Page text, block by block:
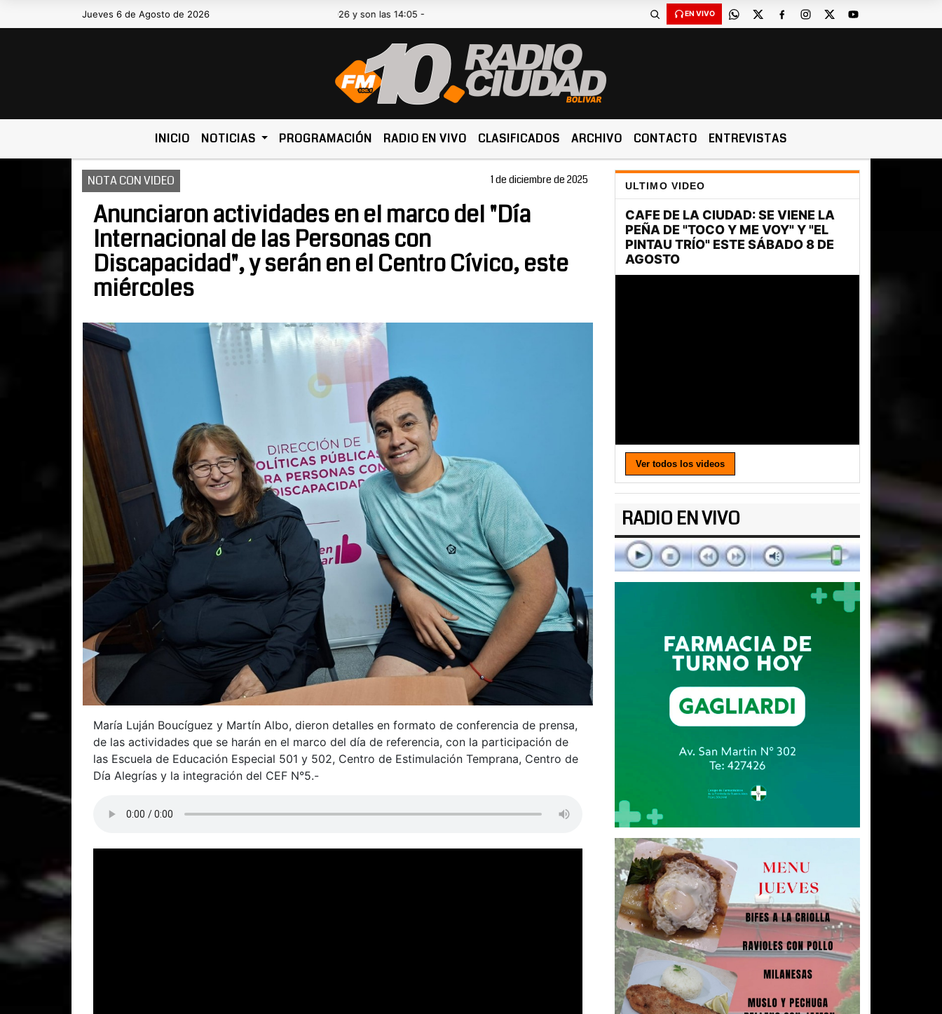
Jueves 6 de Agosto de 2026Hoy es Jueves 6 de Agosto de 2026 y son las 14:05 - EN VIVO
INICIO NOTICIAS PROGRAMACIÓN RADIO EN VIVO CLASIFICADOS ARCHIVO CONTACTO ENTREVISTAS
NOTA CON VIDEO 1 de diciembre de 2025
Anunciaron actividades en el marco del "Día
Internacional de las Personas con
Discapacidad", y serán en el Centro Cívico, este
miércoles
María Luján Boucíguez y Martín Albo, dieron detalles en formato de conferencia de prensa,
de las actividades que se harán en el marco del día de referencia, con la participación de
las Escuela de Educación Especial 501 y 502, Centro de Estimulación Temprana, Centro de
Día Alegrías y la integración del CEF N°5.-
ULTIMO VIDEO
Ver todos los videos
RADIO EN VIVO